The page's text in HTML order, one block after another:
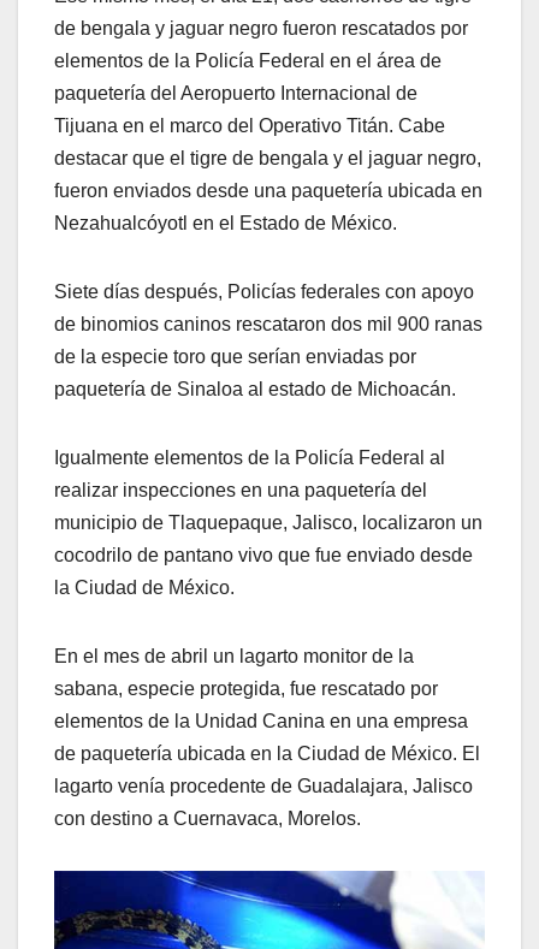
de bengala y jaguar negro fueron rescatados por
elementos de la Policía Federal en el área de
paquetería del Aeropuerto Internacional de
Tijuana en el marco del Operativo Titán. Cabe
destacar que el tigre de bengala y el jaguar negro,
fueron enviados desde una paquetería ubicada en
Nezahualcóyotl en el Estado de México.
Siete días después, Policías federales con apoyo
de binomios caninos rescataron dos mil 900 ranas
de la especie toro que serían enviadas por
paquetería de Sinaloa al estado de Michoacán.
Igualmente elementos de la Policía Federal al
realizar inspecciones en una paquetería del
municipio de Tlaquepaque, Jalisco, localizaron un
cocodrilo de pantano vivo que fue enviado desde
la Ciudad de México.
En el mes de abril un lagarto monitor de la
sabana, especie protegida, fue rescatado por
elementos de la Unidad Canina en una empresa
de paquetería ubicada en la Ciudad de México. El
lagarto venía procedente de Guadalajara, Jalisco
con destino a Cuernavaca, Morelos.